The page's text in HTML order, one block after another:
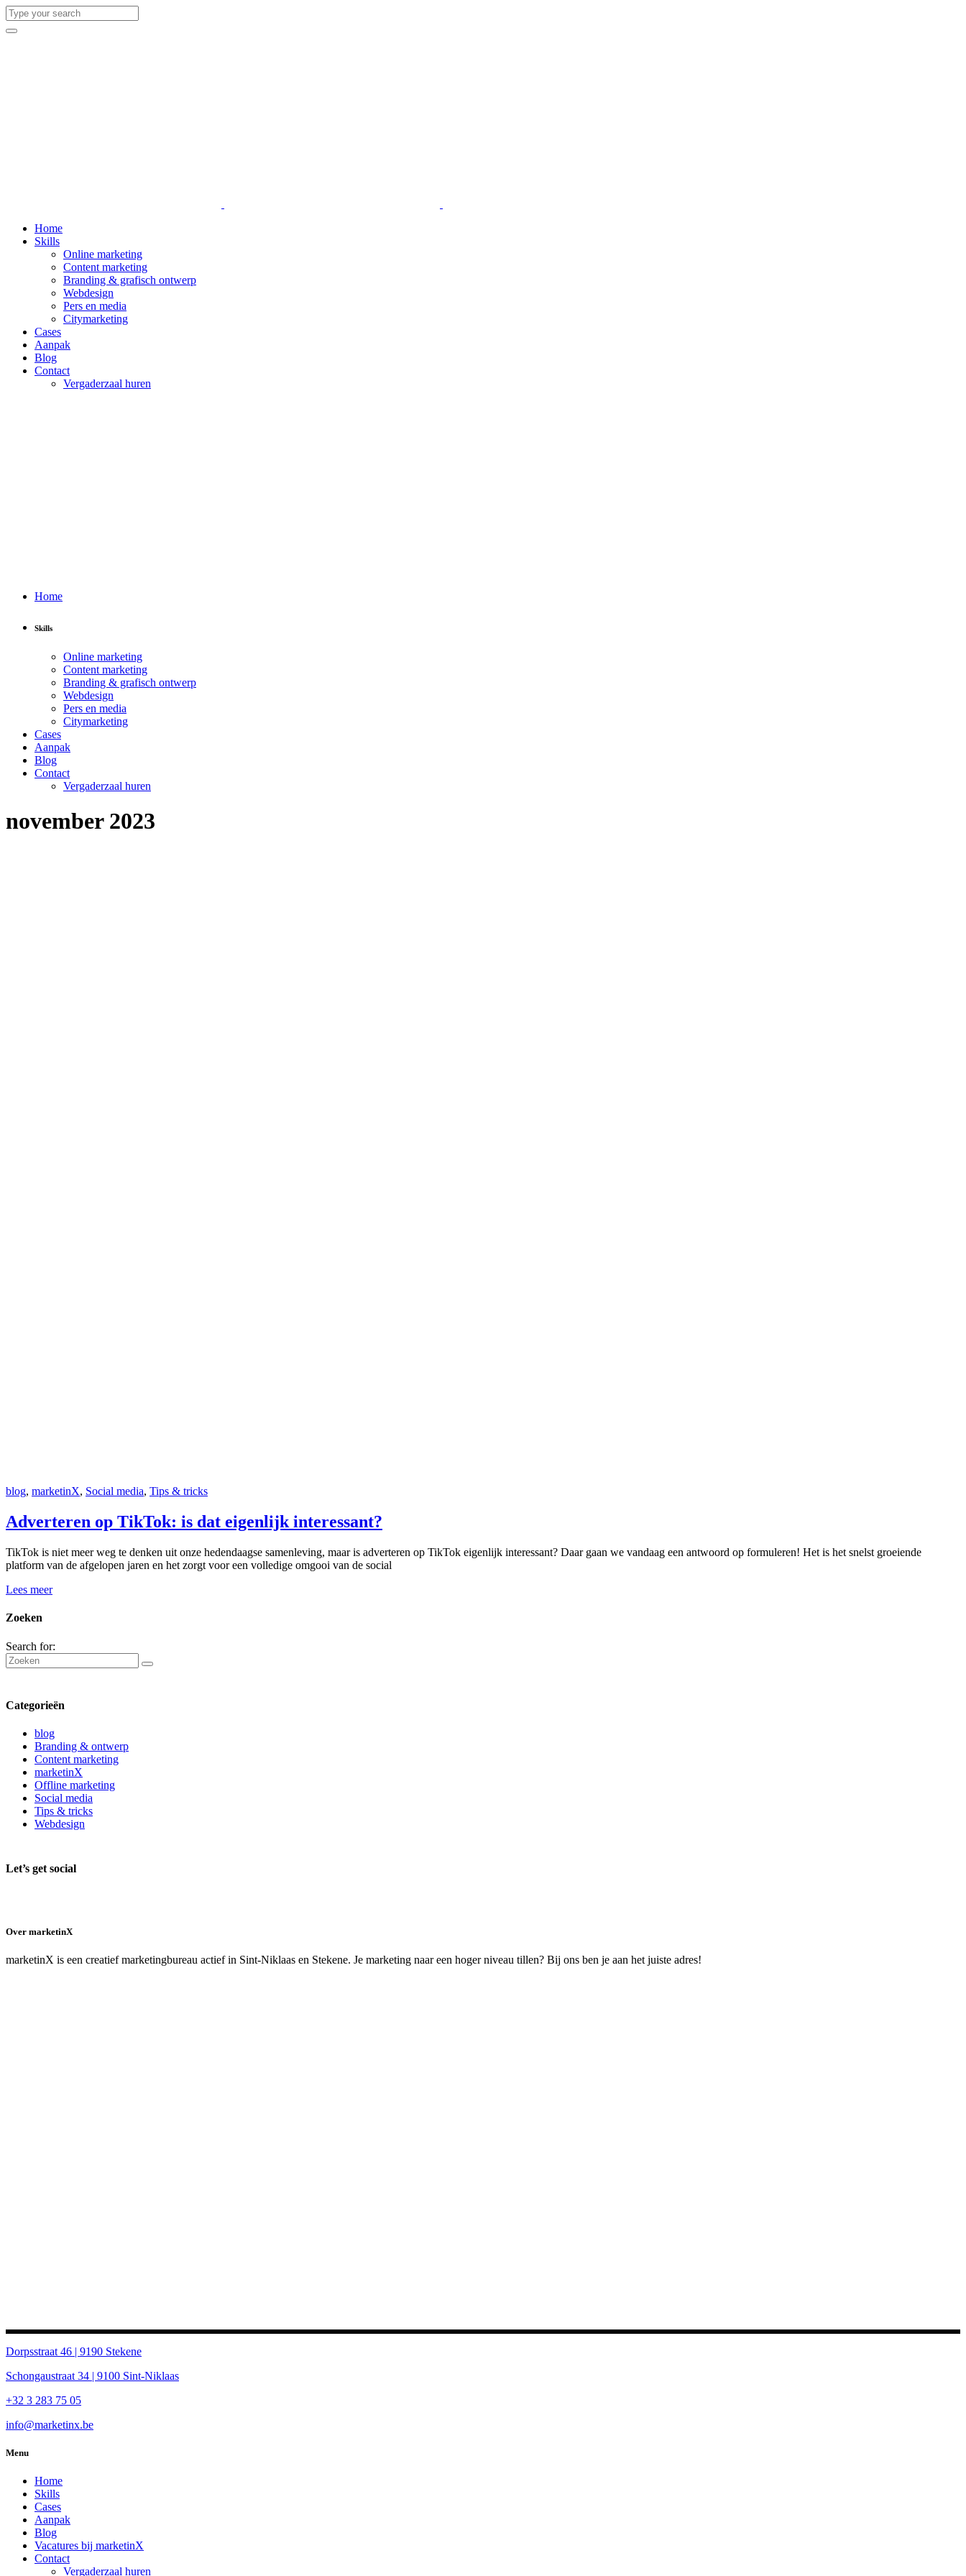
Home
Skills
Online marketing
Content marketing
Branding & grafisch ontwerp
Webdesign
Pers en media
Citymarketing
Cases
Aanpak
Blog
Contact
Vergaderzaal huren
Home
Skills
Online marketing
Content marketing
Branding & grafisch ontwerp
Webdesign
Pers en media
Citymarketing
Cases
Aanpak
Blog
Contact
Vergaderzaal huren
november 2023
blog, marketinX, Social media, Tips & tricks
Adverteren op TikTok: is dat eigenlijk interessant?
TikTok is niet meer weg te denken uit onze hedendaagse samenleving, maar is adverteren op TikTok eigenlijk interessant? Daar gaan we vandaag een antwoord op formuleren! Het is het snelst groeiende
platform van de afgelopen jaren en het zorgt voor een volledige omgooi van de social
Lees meer
Zoeken
Search for:
Categorieën
blog
Branding & ontwerp
Content marketing
marketinX
Offline marketing
Social media
Tips & tricks
Webdesign
Let’s get social
Over marketinX
marketinX is een creatief marketingbureau actief in Sint-Niklaas en Stekene. Je marketing naar een hoger niveau tillen? Bij ons ben je aan het juiste adres!
Dorpsstraat 46 | 9190 Stekene
Schongaustraat 34 | 9100 Sint-Niklaas
+32 3 283 75 05
info@marketinx.be
Menu
Home
Skills
Cases
Aanpak
Blog
Vacatures bij marketinX
Contact
Vergaderzaal huren